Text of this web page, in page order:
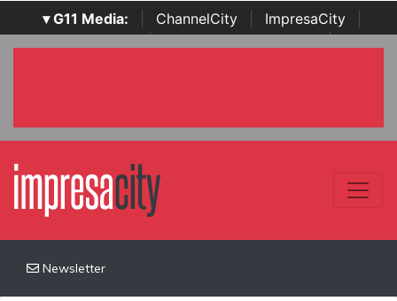
▾ G11 Media: ChannelCity ImpresaCity
SecurityOpenLab | Italian Channel Awards | Italian
Newsletter